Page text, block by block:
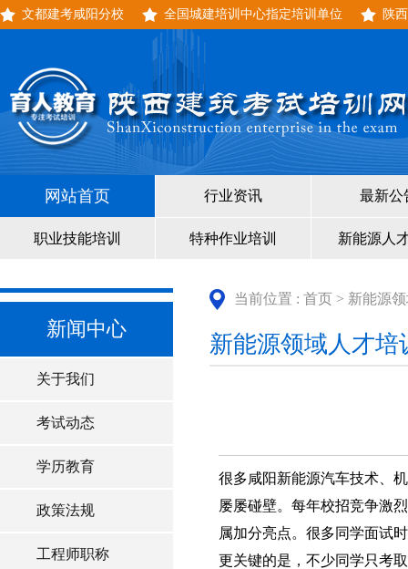
文都建考咸阳分校 全国城建培训中心指定培训单位 陕
网站首页 行业资讯 最新公
职业技能培训 特种作业培训 新能源人
新闻中心
关于我们
考试动态
学历教育
政策法规
工程师职称
当前位置 : 首页 > 新能源
新能源领域人才培
很多咸阳新能源汽车技术、
屡屡碰壁。每年校招竞争激
属加分亮点。很多同学面试
更关键的是，不少同学只考